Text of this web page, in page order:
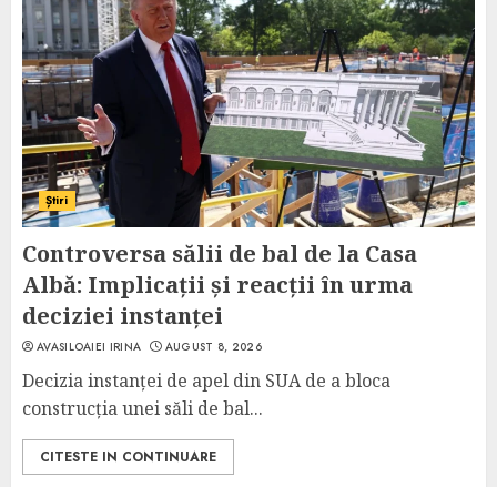
Știri
Controversa sălii de bal de la Casa
Albă: Implicații și reacții în urma
deciziei instanței
AVASILOAIEI IRINA AUGUST 8, 2026
Decizia instanței de apel din SUA de a bloca
construcția unei săli de bal...
CITESTE IN CONTINUARE